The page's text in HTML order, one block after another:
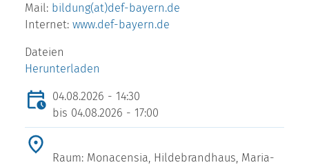
Mail: bildung(at)def-bayern.de
Internet: www.def-bayern.de
Dateien
Herunterladen
04.08.2026 - 14:30
bis 04.08.2026 - 17:00
Raum: Monacensia, Hildebrandhaus, Maria-